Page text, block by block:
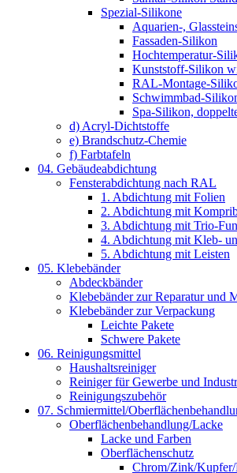
Spezial-Silikone
Aquarien-,
Fassaden-Silikon
Hochtemperatur-
Kunststoff-Silikon
RAL-Montage-
Schwimmbad-
Spa-Silikon,
d) Acryl-Dichtstoffe
e) Brandschutz-Chemie
f) Farbtafeln
04. Gebäudeabdichtung
Fensterabdichtung nach RAL
1. Abdichtung mit Folien
2. Abdichtung mit
3. Abdichtung mit Trio-
4. Abdichtung mit Kleb-
5. Abdichtung mit Leisten
05. Klebebänder
Abdeckbänder
Klebebänder zur Reparatur und
Klebebänder zur Verpackung
Leichte Pakete
Schwere Pakete
06. Reinigungsmittel
Haushaltsreiniger
Reiniger für Gewerbe und
Reinigungszubehör
07. Schmiermittel/
Oberflächenbehandlung/Lacke
Lacke und Farben
Oberflächenschutz
Chrom/Zink/Kupfer/